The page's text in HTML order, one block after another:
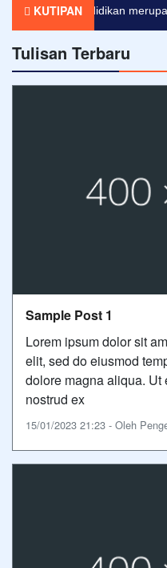
KUTIPAN
Pendidikan
Tulisan Terbaru
Sample Post 1
Lorem ipsum dolor sit
elit, sed do eiusmod
dolore magna aliqua.
nostrud ex
15/01/2023 21:23 - Oleh